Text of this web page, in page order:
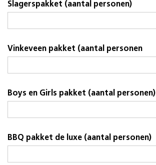
Slagerspakket (aantal personen)
Vinkeveen pakket (aantal personen
Boys en Girls pakket (aantal personen)
BBQ pakket de luxe (aantal personen)